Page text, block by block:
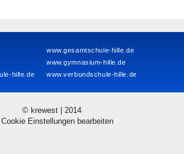
hille.de
www.gesamtschule-hille.de
www.gymnasium-hille.de
www.verbundschule-hille.de
© krewest | 2014
Einstellungen bearbeiten